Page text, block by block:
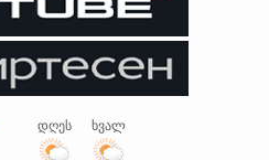
დღეს
ხვალ